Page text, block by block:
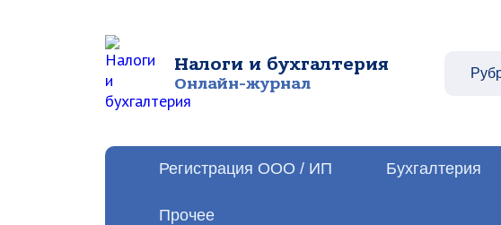
Налоги и бухгалтерия
Онлайн-журнал
Регистрация ООО / ИП Бухгалтерия
Прочее